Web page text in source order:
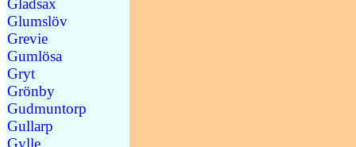
Glumslöv
Grevie
Gumlösa
Gryt
Grönby
Gudmuntorp
Gullarp
Gylle